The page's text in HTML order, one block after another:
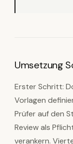
Umsetzung
Erster Schritt:
Vorlagen
Prüfer auf den
Review als
verankern.